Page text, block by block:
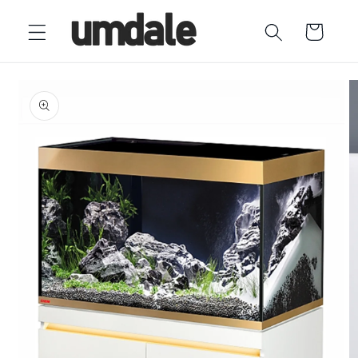
directamente
al contenido
Carrito
información